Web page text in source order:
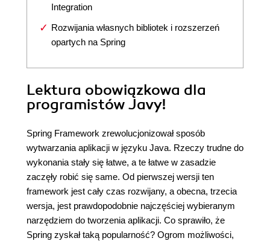
Integration
Rozwijania własnych bibliotek i rozszerzeń
opartych na Spring
Lektura obowiązkowa dla
programistów Javy!
Spring Framework zrewolucjonizował sposób
wytwarzania aplikacji w języku Java. Rzeczy trudne do
wykonania stały się łatwe, a te łatwe w zasadzie
zaczęły robić się same. Od pierwszej wersji ten
framework jest cały czas rozwijany, a obecna, trzecia
wersja, jest prawdopodobnie najczęściej wybieranym
narzędziem do tworzenia aplikacji. Co sprawiło, że
Spring zyskał taką popularność? Ogrom możliwości,